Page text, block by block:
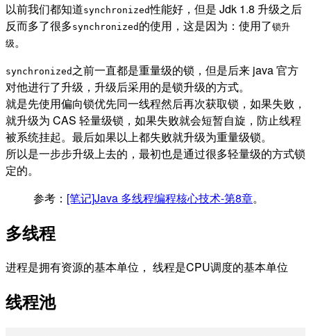
以前我们都知道synchronized性能好，但是 Jdk 1.8 升级之后
反而多了很多synchronized 的使用，这是因为：使用了锁升
级。
synchronized 之前一直都是重量级的锁，但是后来 java 官方
对他进行了升级，升级后采用的是锁升级的方式。
就是先使用偏向锁优先同一线程然后再次获取锁，如果失败，
就升级为 CAS 轻量级锁，如果失败就会短暂自旋，防止线程
被系统挂起。最后如果以上都失败就升级为重量级锁。
所以是一步步升级上去的，最初也是通过很多轻量级的方式锁
定的。
参考： [笔记]Java 多线程编程核心技术-第8章。
多线程
进程是拥有资源的基本单位， 线程是CPU调度的基本单位
线程池